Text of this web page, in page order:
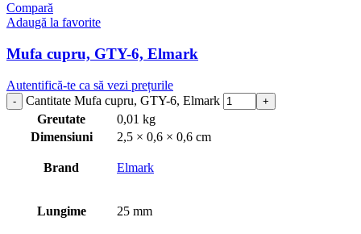
Compară
Adaugă la favorite
Mufa cupru, GTY-6, Elmark
Autentifică-te ca să vezi prețurile
Cantitate Mufa cupru, GTY-6, Elmark
Greutate
0,01 kg
Dimensiuni
2,5 × 0,6 × 0,6 cm
Brand Elmark
Lungime 25 mm